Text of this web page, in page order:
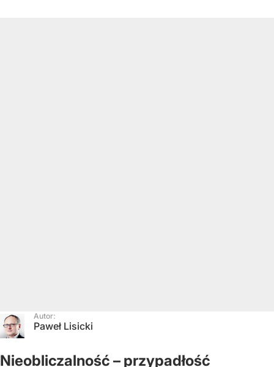
Autor:
Paweł Lisicki
Nieobliczalność – przypadłość